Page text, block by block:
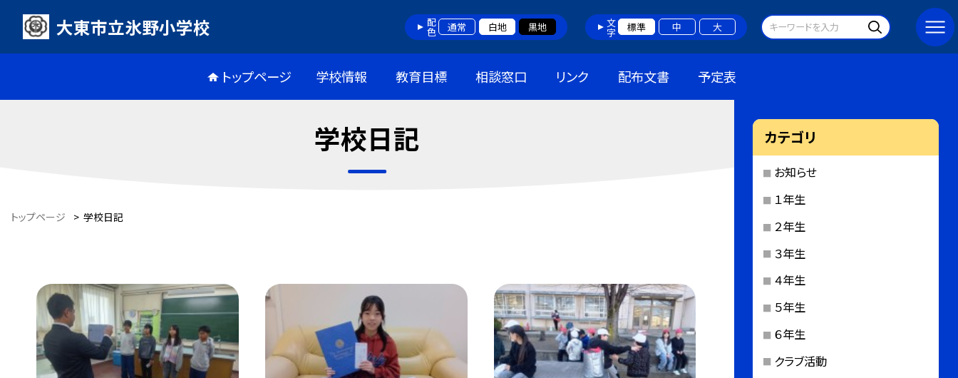
大東市立氷野小学校 配色 通常 白地 黒地 文字 標準 中 大
トップページ 学校情報 教育目標 相談窓口 リンク 配布文書 予定表
学校日記
トップページ > 学校日記
カテゴリ
お知らせ
１年生
２年生
３年生
４年生
５年生
６年生
クラブ活動